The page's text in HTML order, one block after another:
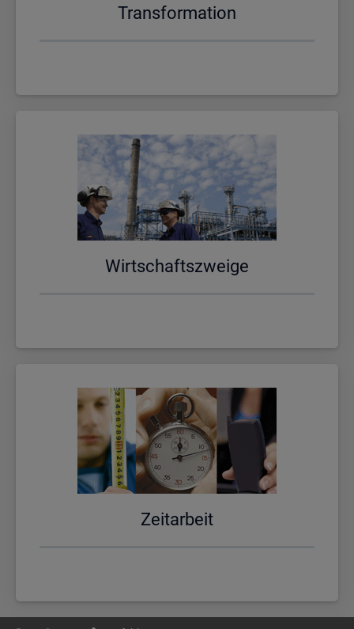
Trans­for­ma­ti­on
Wirt­schafts­zwei­ge
Zeit­ar­beit